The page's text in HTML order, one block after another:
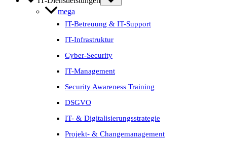
mega
IT-Betreuung & IT-Support
IT-Infrastruktur
Cyber-Security
IT-Management
Security Awareness Training
DSGVO
IT- & Digitalisierungs­strategie
Projekt- & Change­management